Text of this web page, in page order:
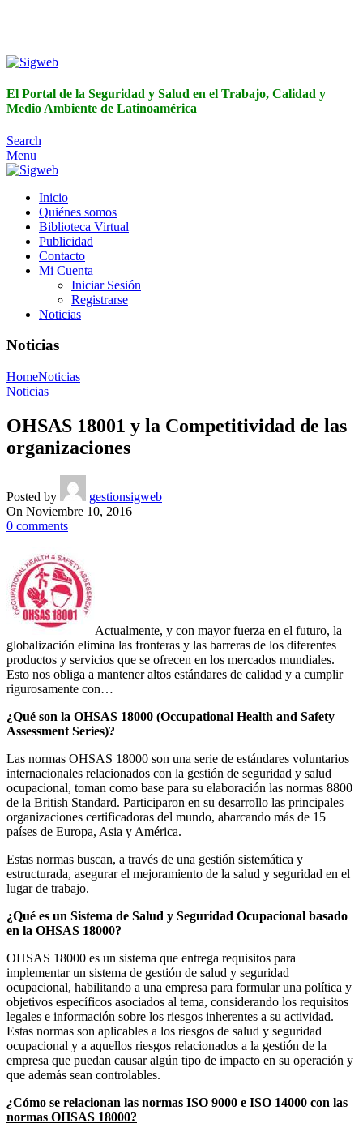
El Portal de la Seguridad y Salud en el Trabajo, Calidad y
Medio Ambiente de Latinoamérica
Search
Menu
Inicio
Quiénes somos
Biblioteca Virtual
Publicidad
Contacto
Mi Cuenta
Iniciar Sesión
Registrarse
Noticias
Noticias
HomeNoticias
Noticias
OHSAS 18001 y la Competitividad de las
organizaciones
Posted by
gestionsigweb
On Noviembre 10, 2016
0 comments
Actualmente, y con mayor fuerza en el futuro, la
globalización elimina las fronteras y las barreras de los diferentes
productos y servicios que se ofrecen en los mercados mundiales.
Esto nos obliga a mantener altos estándares de calidad y a cumplir
rigurosamente con…
¿Qué son la OHSAS 18000 (Occupational Health and Safety
Assessment Series)?
Las normas OHSAS 18000 son una serie de estándares voluntarios
internacionales relacionados con la gestión de seguridad y salud
ocupacional, toman como base para su elaboración las normas 8800
de la British Standard. Participaron en su desarrollo las principales
organizaciones certificadoras del mundo, abarcando más de 15
países de Europa, Asia y América.
Estas normas buscan, a través de una gestión sistemática y
estructurada, asegurar el mejoramiento de la salud y seguridad en el
lugar de trabajo.
¿Qué es un Sistema de Salud y Seguridad Ocupacional basado
en la OHSAS 18000?
OHSAS 18000 es un sistema que entrega requisitos para
implementar un sistema de gestión de salud y seguridad
ocupacional, habilitando a una empresa para formular una política y
objetivos específicos asociados al tema, considerando los requisitos
legales e información sobre los riesgos inherentes a su actividad.
Estas normas son aplicables a los riesgos de salud y seguridad
ocupacional y a aquellos riesgos relacionados a la gestión de la
empresa que puedan causar algún tipo de impacto en su operación y
que además sean controlables.
¿Cómo se relacionan las normas ISO 9000 e ISO 14000 con las
normas OHSAS 18000?